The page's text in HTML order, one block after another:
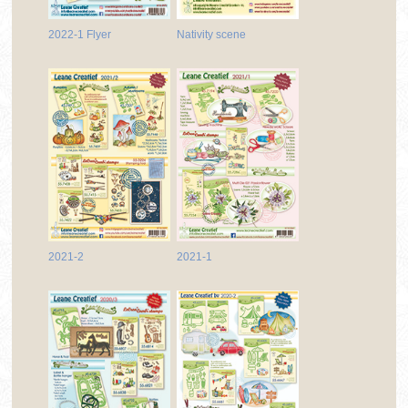
2022-1 Flyer Nativity scene
2021-2 2021-1